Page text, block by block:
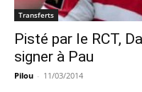
Transferts
Pisté par le RCT,
signer à Pau
Pilou - 11/03/2014